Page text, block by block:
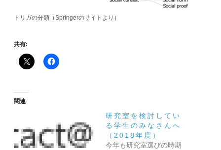
トリガの分類（Springerのサイトより）
共有:
関連
研究室を検討してい
る学生のみなさんへ
（2018年度）
今年も研究室選びの時期